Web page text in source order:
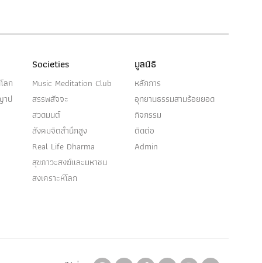
ลก
ป
Societies
Music Meditation Club
สรรพสัจจะ
สวดมนต์
สังคมจิตสำนึกสูง
Real Life Dharma
สุขภาวะสงฆ์และมหาชน
สงเคราะห์โลก
มูลนิธิ
หลักการ
อุทยานธรรมสามร้อยยอด
กิจกรรม
ติดต่อ
Admin